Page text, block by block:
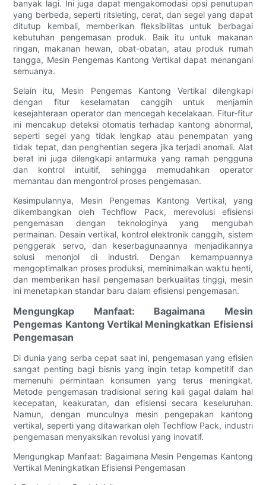
banyak lagi. Ini juga dapat mengakomodasi opsi penutupan
yang berbeda, seperti ritsleting, cerat, dan segel yang dapat
ditutup kembali, memberikan fleksibilitas untuk berbagai
kebutuhan pengemasan produk. Baik itu untuk makanan
ringan, makanan hewan, obat-obatan, atau produk rumah
tangga, Mesin Pengemas Kantong Vertikal dapat menangani
semuanya.
Selain itu, Mesin Pengemas Kantong Vertikal dilengkapi
dengan fitur keselamatan canggih untuk menjamin
kesejahteraan operator dan mencegah kecelakaan. Fitur-fitur
ini mencakup deteksi otomatis terhadap kantong abnormal,
seperti segel yang tidak lengkap atau penempatan yang
tidak tepat, dan penghentian segera jika terjadi anomali. Alat
berat ini juga dilengkapi antarmuka yang ramah pengguna
dan kontrol intuitif, sehingga memudahkan operator
memantau dan mengontrol proses pengemasan.
Kesimpulannya, Mesin Pengemas Kantong Vertikal, yang
dikembangkan oleh Techflow Pack, merevolusi efisiensi
pengemasan dengan teknologinya yang mengubah
permainan. Desain vertikal, kontrol elektronik canggih, sistem
penggerak servo, dan keserbagunaannya menjadikannya
solusi menonjol di industri. Dengan kemampuannya
mengoptimalkan proses produksi, meminimalkan waktu henti,
dan memberikan hasil pengemasan berkualitas tinggi, mesin
ini menetapkan standar baru dalam efisiensi pengemasan.
Mengungkap Manfaat: Bagaimana Mesin
Pengemas Kantong Vertikal Meningkatkan Efisiensi
Pengemasan
Di dunia yang serba cepat saat ini, pengemasan yang efisien
sangat penting bagi bisnis yang ingin tetap kompetitif dan
memenuhi permintaan konsumen yang terus meningkat.
Metode pengemasan tradisional sering kali gagal dalam hal
kecepatan, keakuratan, dan efisiensi secara keseluruhan.
Namun, dengan munculnya mesin pengepakan kantong
vertikal, seperti yang ditawarkan oleh Techflow Pack, industri
pengemasan menyaksikan revolusi yang inovatif.
Mengungkap Manfaat: Bagaimana Mesin Pengemas Kantong
Vertikal Meningkatkan Efisiensi Pengemasan